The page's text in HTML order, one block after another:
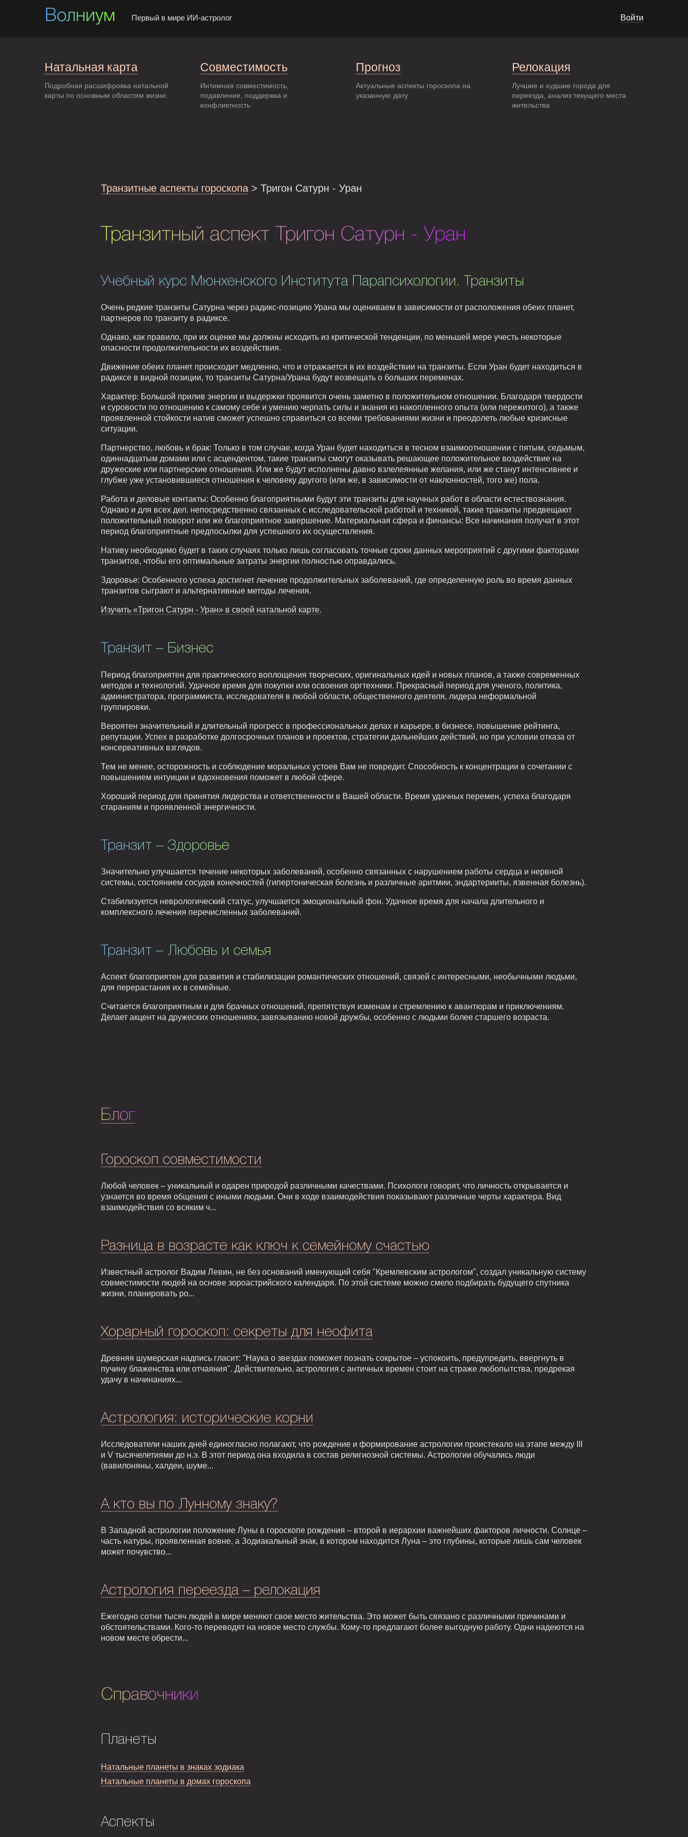
Волниум Первый в мире ИИ-астролог Войти
Натальная карта
Подробная расшифровка натальной
карты по основным областям жизни.
Совместимость
Интимная совместимость,
подавление, поддержка и
конфликтность
Прогноз
Актуальные аспекты гороскопа на
указанную дату
Релокация
Лучшие и худшие города для
переезда, анализ текущего места
жительства
Транзитные аспекты гороскопа > Тригон Сатурн - Уран
Транзитный аспект Тригон Сатурн - Уран
Учебный курс Мюнхенского Института Парапсихологии. Транзиты
Очень редкие транзиты Сатурна через радикс-позицию Урана мы оцениваем в зависимости от расположения обеих планет,
партнеров по транзиту в радиксе.
Однако, как правило, при их оценке мы должны исходить из критической тенденции, по меньшей мере учесть некоторые
опасности продолжительности их воздействия.
Движение обеих планет происходит медленно, что и отражается в их воздействии на транзиты. Если Уран будет находиться в
радиксе в видной позиции, то транзиты Сатурна/Урана будут возвещать о больших переменах.
Характер: Большой прилив энергии и выдержки проявится очень заметно в положительном отношении. Благодаря твердости
и суровости по отношению к самому себе и умению черпать силы и знания из накопленного опыта (или пережитого), а также
проявленной стойкости натив сможет успешно справиться со всеми требованиями жизни и преодолеть любые кризисные
ситуации.
Партнерство, любовь и брак: Только в том случае, когда Уран будет находиться в тесном взаимоотношении с пятым, седьмым,
одиннадцатым домами или с асцендентом, такие транзиты смогут оказывать решающее положительное воздействие на
дружеские или партнерские отношения. Или же будут исполнены давно взлелеянные желания, или же станут интенсивнее и
глубже уже установившиеся отношения к человеку другого (или же, в зависимости от наклонностей, того же) пола.
Работа и деловые контакты: Особенно благоприятными будут эти транзиты для научных работ в области естествознания.
Однако и для всех дел. непосредственно связанных с исследовательской работой и техникой, такие транзиты предвещают
положительный поворот или же благоприятное завершение. Материальная сфера и финансы: Все начинания получат в этот
период благоприятные предпосылки для успешного их осуществления.
Нативу необходимо будет в таких случаях только лишь согласовать точные сроки данных мероприятий с другими факторами
транзитов, чтобы его оптимальные затраты энергии полностью оправдались.
Здоровье: Особенного успеха достигнет лечение продолжительных заболеваний, где определенную роль во время данных
транзитов сыграют и альтернативные методы лечения.
Изучить «Тригон Сатурн - Уран» в своей натальной карте.
Транзит – Бизнес
Период благоприятен для практического воплощения творческих, оригинальных идей и новых планов, а также современных
методов и технологий. Удачное время для покупки или освоения оргтехники. Прекрасный период для ученого, политика,
администратора, программиста, исследователя в любой области, общественного деятеля, лидера неформальной
группировки.
Вероятен значительный и длительный прогресс в профессиональных делах и карьере, в бизнесе, повышение рейтинга,
репутации. Успех в разработке долгосрочных планов и проектов, стратегии дальнейших действий, но при условии отказа от
консервативных взглядов.
Тем не менее, осторожность и соблюдение моральных устоев Вам не повредит. Способность к концентрации в сочетании с
повышением интуиции и вдохновения поможет в любой сфере.
Хороший период для принятия лидерства и ответственности в Вашей области. Время удачных перемен, успеха благодаря
стараниям и проявленной энергичности.
Транзит – Здоровье
Значительно улучшается течение некоторых заболеваний, особенно связанных с нарушением работы сердца и нервной
системы, состоянием сосудов конечностей (гипертоническая болезнь и различные аритмии, эндартерииты, язвенная болезнь).
Стабилизуется неврологический статус, улучшается эмоциональный фон. Удачное время для начала длительного и
комплексного лечения перечисленных заболеваний.
Транзит – Любовь и семья
Аспект благоприятен для развития и стабилизации романтических отношений, связей с интересными, необычными людьми,
для перерастания их в семейные.
Считается благоприятным и для брачных отношений, препятствуя изменам и стремлению к авантюрам и приключениям.
Делает акцент на дружеских отношениях, завязыванию новой дружбы, особенно с людьми более старшего возраста.
Блог
Гороскоп совместимости
Любой человек – уникальный и одарен природой различными качествами. Психологи говорят, что личность открывается и
узнается во время общения с иными людьми. Они в ходе взаимодействия показывают различные черты характера. Вид
взаимодействия со всяким ч...
Разница в возрасте как ключ к семейному счастью
Известный астролог Вадим Левин, не без оснований именующий себя "Кремлевским астрологом", создал уникальную систему
совместимости людей на основе зороастрийского календаря. По этой системе можно смело подбирать будущего спутника
жизни, планировать ро...
Хорарный гороскоп: секреты для неофита
Древняя шумерская надпись гласит: "Наука о звездах поможет познать сокрытое – успокоить, предупредить, ввергнуть в
пучину блаженства или отчаяния". Действительно, астрология с античных времен стоит на страже любопытства, предрекая
удачу в начинаниях...
Астрология: исторические корни
Исследователи наших дней единогласно полагают, что рождение и формирование астрологии проистекало на этапе между III
и V тысячелетиями до н.э. В этот период она входила в состав религиозной системы. Астрологии обучались люди
(вавилоняны, халдеи, шуме...
А кто вы по Лунному знаку?
В Западной астрологии положение Луны в гороскопе рождения – второй в иерархии важнейших факторов личности. Солнце –
часть натуры, проявленная вовне, а Зодиакальный знак, в котором находится Луна – это глубины, которые лишь сам человек
может почувство...
Астрология переезда – релокация
Ежегодно сотни тысяч людей в мире меняют свое место жительства. Это может быть связано с различными причинами и
обстоятельствами. Кого-то переводят на новое место службы. Кому-то предлагают более выгодную работу. Одни надеются на
новом месте обрести...
Справочники
Планеты
Натальные планеты в знаках зодиака
Натальные планеты в домах гороскопа
Аспекты